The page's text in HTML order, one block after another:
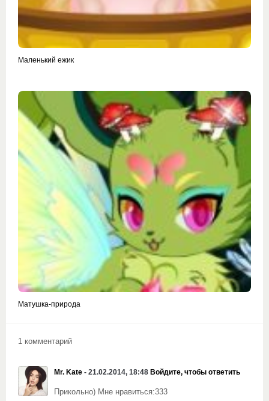
Маленький ежик
Матушка-природа
1 комментарий
Mr. Kate - 21.02.2014, 18:48 Войдите, чтобы ответить
Прикольно) Мне нравиться:333